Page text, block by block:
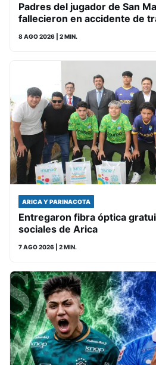
Padres del jugador de San
fallecieron en accidente de
8 AGO 2026 | 2 MIN.
ARICA Y PARINACOTA
Entregaron fibra óptica
sociales de Arica
7 AGO 2026 | 2 MIN.